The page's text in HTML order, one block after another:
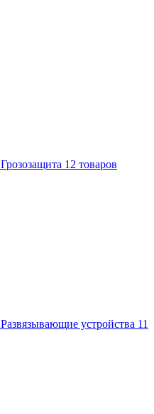
Грозозащита 12 товаров
Развязывающие устройства 11